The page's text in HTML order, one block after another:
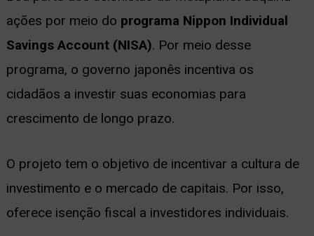
ações por meio do programa Nippon Individual
Savings Account (NISA). Por meio desse
programa, o governo japonês incentiva os
cidadãos a investir suas economias para
crescimento de longo prazo.
O projeto tem o objetivo de incentivar a cultura de
investimento e o mercado de capitais. Por isso,
oferece isenção fiscal a investidores individuais.